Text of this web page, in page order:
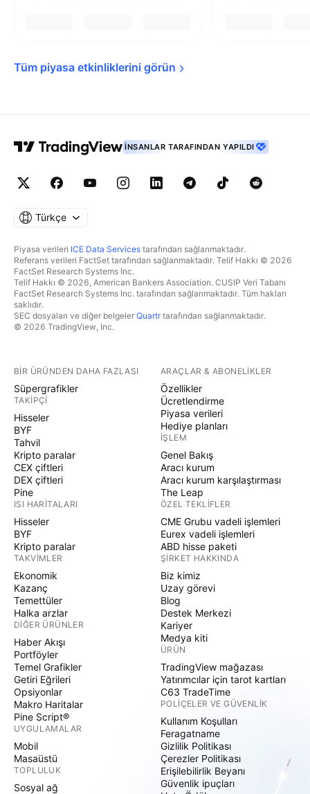
Tüm piyasa etkinliklerini görün
İNSANLAR TARAFINDAN YAPILDI
Türkçe
Piyasa verileri ICE Data Services tarafından sağlanmaktadır.
Referans verileri FactSet tarafından sağlanmaktadır. Telif Hakkı © 2026
FactSet Research Systems Inc.
Telif Hakkı © 2026, American Bankers Association. CUSIP Veri Tabanı
FactSet Research Systems Inc. tarafından sağlanmaktadır. Tüm hakları
saklıdır.
SEC dosyaları ve diğer belgeler Quartrtarafından sağlanmaktadır.
© 2026 TradingView, Inc.
BIR ÜRÜNDEN DAHA FAZLASI
Süpergrafikler
TAKIPÇI
Hisseler
BYF
Tahvil
Kripto paralar
CEX çiftleri
DEX çiftleri
Pine
ISI HARITALARI
Hisseler
BYF
Kripto paralar
TAKVIMLER
Ekonomik
Kazanç
Temettüler
Halka arzlar
DIĞER ÜRÜNLER
Haber Akışı
Portföyler
Temel Grafikler
Getiri Eğrileri
Opsiyonlar
Makro Haritalar
Pine Script®
UYGULAMALAR
Mobil
Masaüstü
TOPLULUK
Sosyal ağ
ARAÇLAR & ABONELIKLER
Özellikler
Ücretlendirme
Piyasa verileri
Hediye planları
İŞLEM
Genel Bakış
Aracı kurum
Aracı kurum karşılaştırması
The Leap
ÖZEL TEKLIFLER
CME Grubu vadeli işlemleri
Eurex vadeli işlemleri
ABD hisse paketi
ŞIRKET HAKKINDA
Biz kimiz
Uzay görevi
Blog
Destek Merkezi
Kariyer
Medya kiti
ÜRÜN
TradingView mağazası
Yatırımcılar için tarot kartları
C63 TradeTime
POLIÇELER VE GÜVENLIK
Kullanım Koşulları
Feragatname
Gizlilik Politikası
Çerezler Politikası
Erişilebilirlik Beyanı
Güvenlik ipuçları